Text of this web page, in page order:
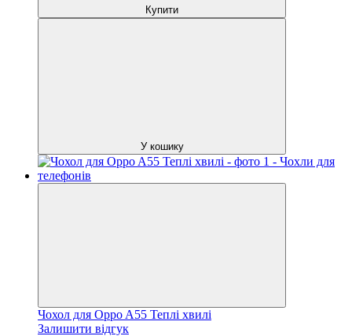
Купити
У кошику
Чохол для Oppo A55 Теплі хвилі
Залишити відгук